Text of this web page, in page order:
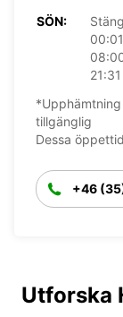
SÖN:
tillgänglig
Dessa
+46
Utforska